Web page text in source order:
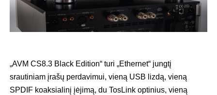
„AVM CS8.3 Black Edition“ turi „Ethernet“ jungtį
srautiniam įrašų perdavimui, vieną USB lizdą, vieną
SPDIF koaksialinį įėjimą, du TosLink optinius, vieną